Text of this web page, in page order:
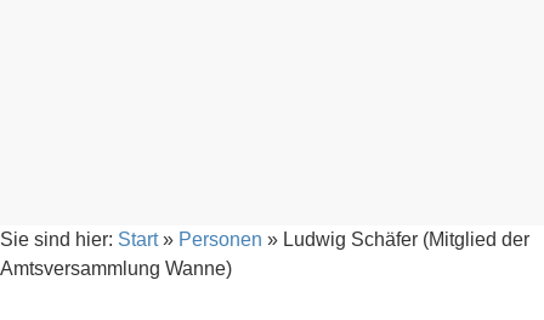
Sie sind hier: Start» Personen » Ludwig Schäfer (Mitglied der
Amtsversammlung Wanne)